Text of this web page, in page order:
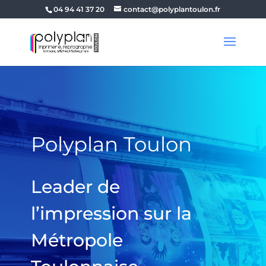
04 94 41 37 20 contact@polyplantoulon.fr
Polyplan Toulon
Leader de
l’impression sur la
Métropole